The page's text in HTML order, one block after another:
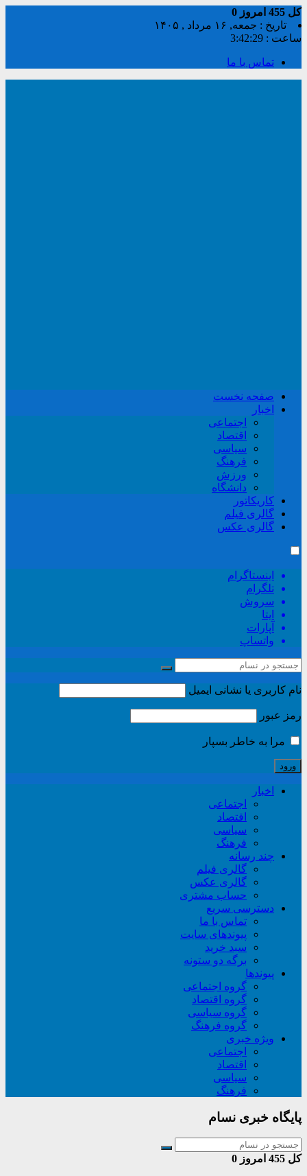
کل امروز 0
تاریخ : جمعه, ۱۶ مرداد , ۱۴۰۵
ساعت : 3:42:29
تماس با ما
صفحه نخست
اخبار
اجتماعی
اقتصاد
سیاسی
فرهنگ
ورزش
دانشگاه
کاریکاتور
گالری فیلم
گالری عکس
اینستاگرام
تلگرام
سروش
ایتا
آپارات
واتساپ
نام کاربری یا نشانی ایمیل
رمز عبور
مرا به خاطر بسپار
اخبار
اجتماعی
اقتصاد
سیاسی
فرهنگ
چند رسانه
گالری فیلم
گالری عکس
حساب مشتری
دسترسی سریع
تماس با ما
پیوندهای سایت
سبد خريد
برگه دو ستونه
پیوندها
گروه اجتماعی
گروه اقتصاد
گروه سیاسی
گروه فرهنگ
ویژه خبری
اجتماعی
اقتصاد
سیاسی
فرهنگ
پایگاه خبری نسام
کل امروز 0